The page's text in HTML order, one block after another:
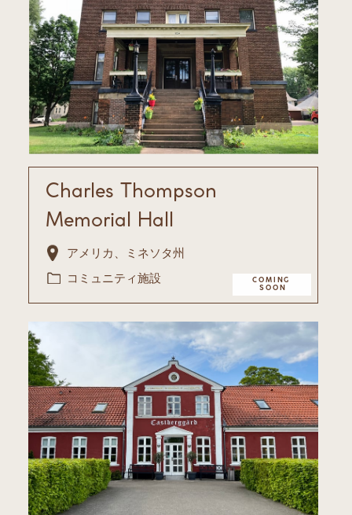
Charles Thompson ​
Memorial Hall
コミュニティ施設
COMING ​
SOON
アメリカ、ミネソタ州